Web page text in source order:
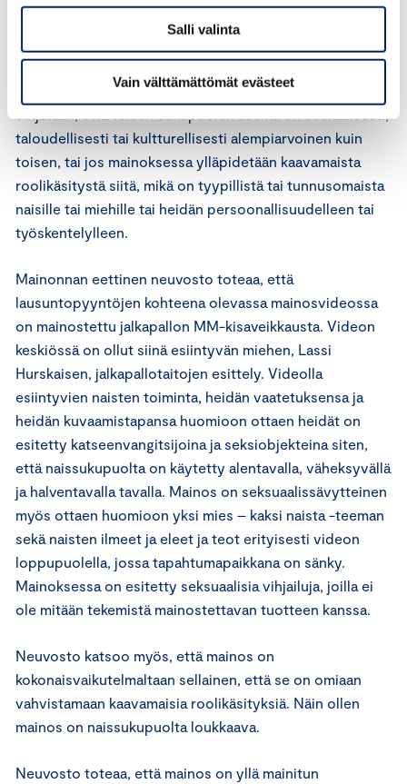
Salli valinta
Vain välttämättömät evästeet
periaatteiden 2 kohdan mukaan mainos on hyvän
markkinointitavan vastainen, jos siinä väitetään tai
taloudellisesti tai kultturellisesti alempiarvoinen kuin
toisen, tai jos mainoksessa ylläpidetään kaavamaista
roolikäsitystä siitä, mikä on tyypillistä tai tunnusomaista
naisille tai miehille tai heidän persoonallisuudelleen tai
työskentelylleen.
Mainonnan eettinen neuvosto toteaa, että
lausuntopyyntöjen kohteena olevassa mainosvideossa
on mainostettu jalkapallon MM-kisaveikkausta. Videon
keskiössä on ollut siinä esiintyvän miehen, Lassi
Hurskaisen, jalkapallotaitojen esittely. Videolla
esiintyvien naisten toiminta, heidän vaatetuksensa ja
heidän kuvaamistapansa huomioon ottaen heidät on
esitetty katseenvangitsijoina ja seksiobjekteina siten,
että naissukupuolta on käytetty alentavalla, väheksyvällä
ja halventavalla tavalla. Mainos on seksuaalissävytteinen
myös ottaen huomioon yksi mies – kaksi naista -teeman
sekä naisten ilmeet ja eleet ja teot erityisesti videon
loppupuolella, jossa tapahtumapaikkana on sänky.
Mainoksessa on esitetty seksuaalisia vihjailuja, joilla ei
ole mitään tekemistä mainostettavan tuotteen kanssa.
Neuvosto katsoo myös, että mainos on
kokonaisvaikutelmaltaan sellainen, että se on omiaan
vahvistamaan kaavamaisia roolikäsityksiä. Näin ollen
mainos on naissukupuolta loukkaava.
Neuvosto toteaa, että mainos on yllä mainitun